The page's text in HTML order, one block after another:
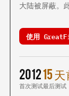
大陆被屏蔽。
使用
2012
首次测试
15
最后测试